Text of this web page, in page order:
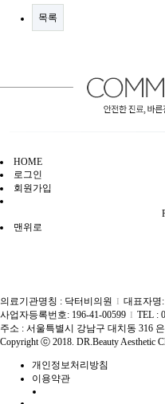
목록
HOME
로그인
회원가입
맨위로
의료기관명칭 : 닥터비의원 I 대표자명
사업자등록번호: 196-41-00599 I TEL :
주소 : 서울특별시 강남구 대치동 316
Copyright ⓒ 2018. DR.Beauty Aesthetic
개인정보처리방침
이용약관